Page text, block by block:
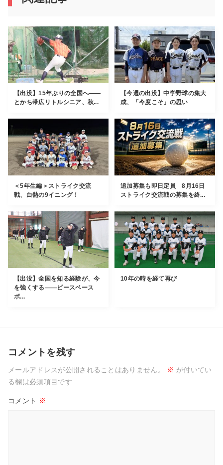
【出没】15年ぶりの全国へ――
とかち帯広リトルシニア、秋...
【今週の出没】中学野球の集大
成、「今度こそ」の思い
＜5年生編＞ストライク交流
戦、白熱の9イニング！
追加募集も即日定員 8月16日
ストライク交流戦の募集を終...
【出没】全国を知る経験が、今
を強くする――ピースベース
ボ...
10年の時を経て再び
コメントを残す
メールアドレスが公開されることはありません。 ※ が付いてい
る欄は必須項目です
コメント ※